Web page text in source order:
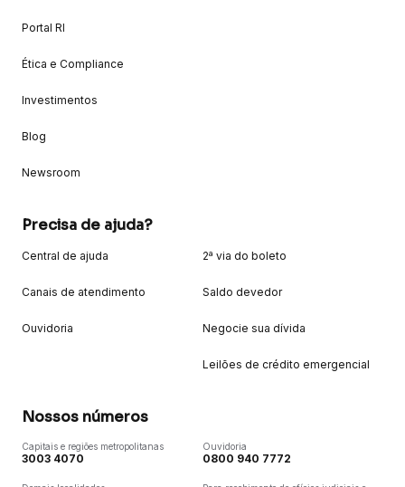
Portal RI
Ética e Compliance
Investimentos
Blog
Newsroom
Precisa de ajuda?
Central de ajuda
Canais de atendimento
Ouvidoria
2ª via do boleto
Saldo devedor
Negocie sua dívida
Leilões de crédito emergencial
Nossos números
Capitais e regiões metropolitanas
3003 4070
Ouvidoria
0800 940 7772